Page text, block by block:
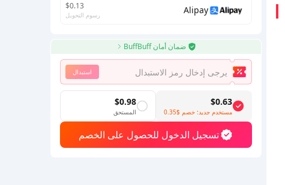
Alipay
$0.13
رسوم التحويل
ضمان أمان BuffBuff
استبدال
$0.63
مستخدم جديد: خصم $0.35
$0.98
المستحق
تسجيل الدخول للحصول على الخصم